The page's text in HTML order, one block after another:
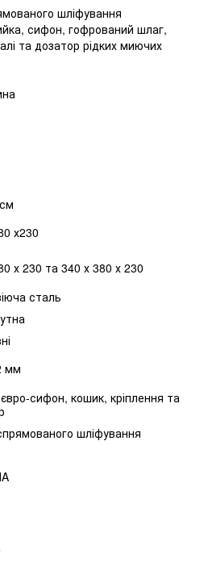
шліфування
сифон, гофрований шлаг,
та дозатор рідких миючих
х230
х 230 та 340 х 380 х 230
сталь
мм
сифон, кошик, кріплення та
шліфування